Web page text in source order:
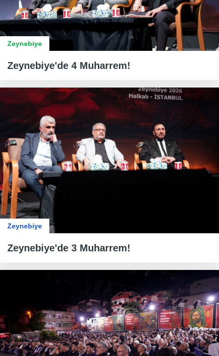
Zeynebiye
Zeynebiye'de 4 Muharrem!
Zeynebiye
Zeynebiye'de 3 Muharrem!